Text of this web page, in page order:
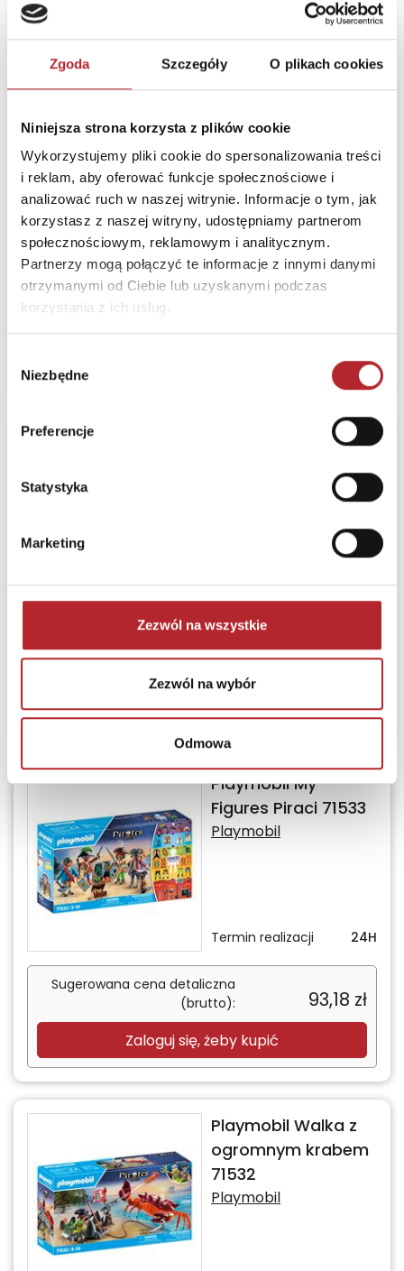
Zgoda Szczegóły O plikach cookies
Niniejsza strona korzysta z plików cookie
Wykorzystujemy pliki cookie do spersonalizowania treści
i reklam, aby oferować funkcje społecznościowe i
analizować ruch w naszej witrynie. Informacje o tym, jak
korzystasz z naszej witryny, udostępniamy partnerom
społecznościowym, reklamowym i analitycznym.
Partnerzy mogą połączyć te informacje z innymi danymi
otrzymanymi od Ciebie lub uzyskanymi podczas
korzystania z ich usług.
zgody
Niezbędne
Preferencje
Statystyka
Marketing
Zezwól na wszystkie
Zezwól na wybór
Odmowa
71421
Playmobil
Termin realizacji
Sugerowana cena detaliczna
Playmobil Walka z
ośmiornicą 71419
(brutto):
155,36zł
Zaloguj się, żeby kupić
Playmobil My
Figures Piraci 71533
Playmobil
Termin realizacji 24H
Sugerowana cena detaliczna
(brutto):
93,18 zł
Zaloguj się, żeby kupić
Playmobil Walka z
ogromnym krabem
71532
Playmobil